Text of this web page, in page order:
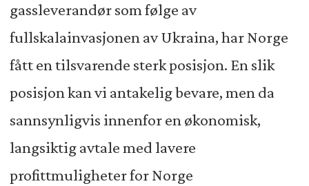
gassleverandør som følge av
fullskalainvasjonen av Ukraina, har Norge
fått en tilsvarende sterk posisjon. En slik
posisjon kan vi antakelig bevare, men da
sannsynligvis innenfor en økonomisk,
langsiktig avtale med lavere
profittmuligheter for Norge